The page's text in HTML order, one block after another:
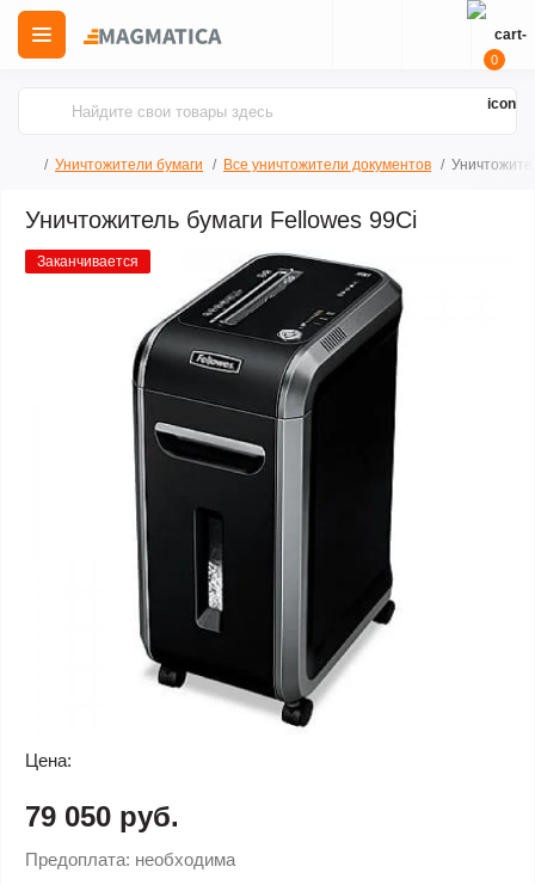
0
Уничтожители бумаги Все уничтожители документов
Уничтожитель бумаги Fellowes 99Ci
Заканчивается
Цена:
79 050 руб.
Предоплата: необходима